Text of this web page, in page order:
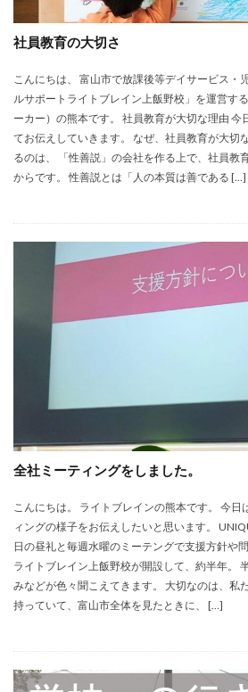
社員教育の大切さ
こんにちは、 富山市で放課後等デイサービス・
ルサポートライトブレイン上飯野校」を運営す
ーカー）の熊本です。 社員教育が大切な理由
てお伝えしていきます。 なぜ、社員教育が大切
るのは、 「性善説」の会社を作る上で、社員教
からです。 性善説とは「人の本質は善である […]
全社ミーティングをしました。
こんにちは。 ライトブレインの熊本です。 今
ィングの様子をお伝えしたいと思います。
日の昼礼と毎週水曜のミーテングで支援方針や
ライトブレイン上飯野校が開設して、約半年。
みなどが色々聞こえてきます。 大切なのは、私
持っていて、富山市全体を見たときに、 […]